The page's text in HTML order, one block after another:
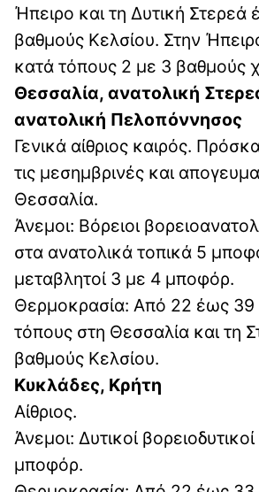
Ήπειρο και τη Δυτική Στερεά
βαθμούς Κελσίου. Στην
κατά τόπους 2 με 3 βαθμούς
Θεσσαλία, ανατολική
ανατολική Πελοπόννησος
Γενικά αίθριος καιρός.
τις μεσημβρινές και
Θεσσαλία.
Άνεμοι: Βόρειοι
στα ανατολικά τοπικά 5
μεταβλητοί 3 με 4 μποφόρ.
Θερμοκρασία: Από 22 έως 39
τόπους στη Θεσσαλία και τη
βαθμούς Κελσίου.
Κυκλάδες, Κρήτη
Αίθριος.
Άνεμοι: Δυτικοί
μποφόρ.